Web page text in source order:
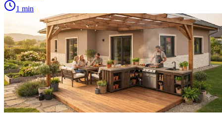
1 min